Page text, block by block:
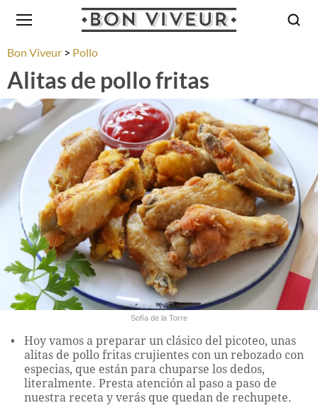
Bon Viveur Pollo
Alitas de pollo fritas
Sofía de la Torre
Hoy vamos a preparar un clásico del picoteo, unas
alitas de pollo fritas crujientes con un rebozado con
especias, que están para chuparse los dedos,
literalmente. Presta atención al paso a paso de
nuestra receta y verás que quedan de rechupete.